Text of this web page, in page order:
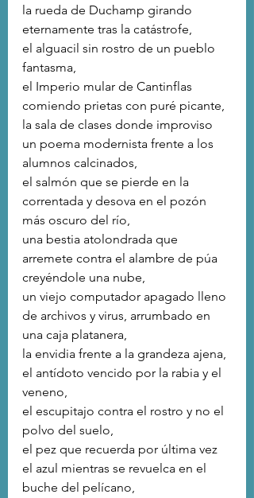
la rueda de Duchamp girando
eternamente tras la catástrofe,
el alguacil sin rostro de un pueblo
fantasma,
el Imperio mular de Cantinflas
comiendo prietas con puré picante,
la sala de clases donde improviso
un poema modernista frente a los
alumnos calcinados,
el salmón que se pierde en la
correntada y desova en el pozón
más oscuro del río,
una bestia atolondrada que
arremete contra el alambre de púa
creyéndole una nube,
un viejo computador apagado lleno
de archivos y virus, arrumbado en
una caja platanera,
la envidia frente a la grandeza ajena,
el antídoto vencido por la rabia y el
veneno,
el escupitajo contra el rostro y no el
polvo del suelo,
el pez que recuerda por última vez
el azul mientras se revuelca en el
buche del pelícano,